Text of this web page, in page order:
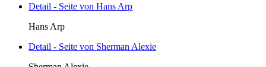
Detail - Seite von Hans Arp
Hans Arp
Detail - Seite von Sherman Alexie